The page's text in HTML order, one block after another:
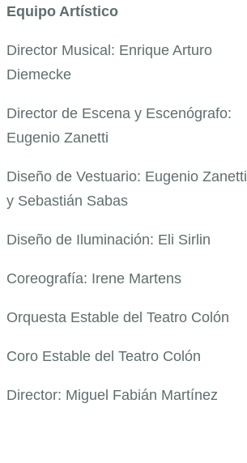
Equipo Artístico
Director Musical: Enrique Arturo
Diemecke
Director de Escena y Escenógrafo:
Eugenio Zanetti
Diseño de Vestuario: Eugenio Zanetti
y Sebastián Sabas
Diseño de Iluminación: Eli Sirlin
Coreografía: Irene Martens
Orquesta Estable del Teatro Colón
Coro Estable del Teatro Colón
Director: Miguel Fabián Martínez